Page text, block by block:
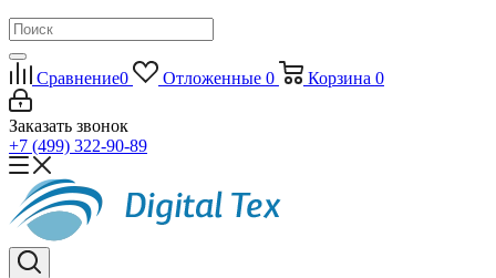
Сравнение0 Отложенные 0 Корзина 0
Заказать звонок
+7 (499) 322-90-89